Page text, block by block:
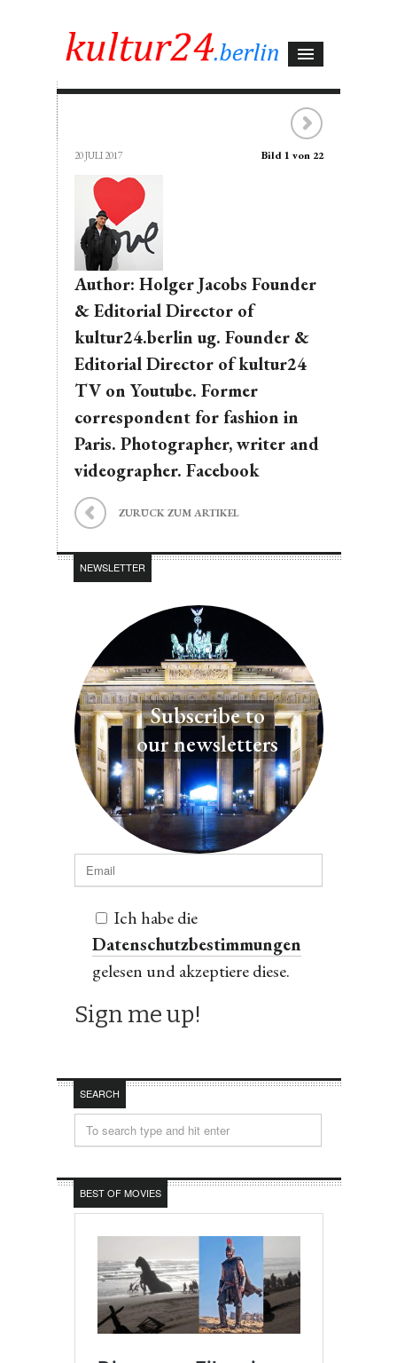
20 JULI 2017 Bild 1 von 22
Author: Holger Jacobs Founder
& Editorial Director of
kultur24.berlin ug. Founder &
Editorial Director of kultur24
TV on Youtube. Former
correspondent for fashion in
Paris. Photographer, writer and
videographer. Facebook
ZURÜCK ZUM ARTIKEL
NEWSLETTER
Subscribe to
our newsletters
Ich habe die
Datenschutzbestimmungen
gelesen und akzeptiere diese.
SEARCH
BEST OF MOVIES